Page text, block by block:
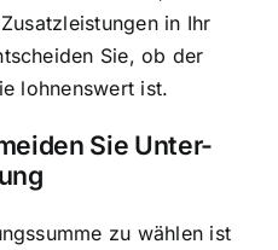
in Ihr
Sie, ob der
lohnenswert ist.
Sie Unter-
zu wählen ist